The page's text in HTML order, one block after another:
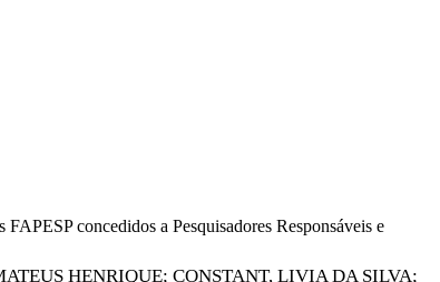
concedidos a Pesquisadores Responsáveis e
HENRIQUE; CONSTANT, LIVIA DA SILVA;